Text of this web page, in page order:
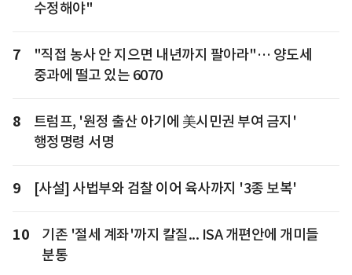
수정해야"
7
"직접 농사 안 지으면 내년까지 팔아라"… 양도세
중과에 떨고 있는 6070
8
트럼프, '원정 출산 아기에 美시민권 부여 금지'
행정명령 서명
9 [사설] 사법부와 검찰 이어 육사까지 '3종 보복'
10
기존 '절세 계좌'까지 칼질... ISA 개편안에 개미들
분통